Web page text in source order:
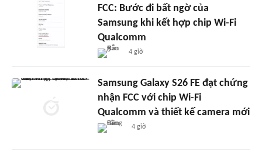
FCC: Bước đi bất ngờ của
Samsung khi kết hợp chip Wi-Fi
Qualcomm
4 giờ
Samsung Galaxy S26 FE đạt chứng
nhận FCC với chip Wi-Fi
Qualcomm và thiết kế camera mới
4 giờ